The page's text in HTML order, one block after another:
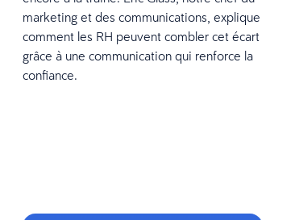
marketing et des communications, explique
comment les RH peuvent combler cet écart
grâce à une communication qui renforce la
confiance.